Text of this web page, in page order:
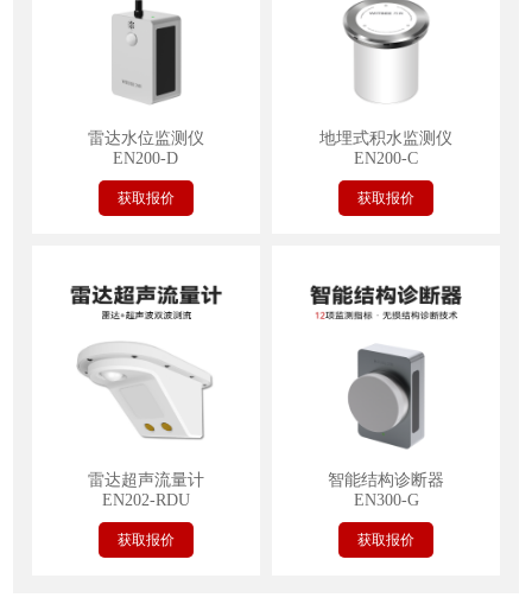
雷达水位监测仪
EN200-D
获取报价
地埋式积水监测仪
EN200-C
获取报价
雷达超声流量计
EN202-RDU
获取报价
智能结构诊断器
EN300-G
获取报价